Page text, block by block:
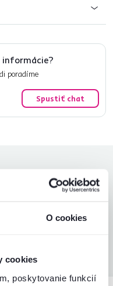
O cookies
cookies
poskytovanie funkcií
informácie?
poradíme
Spustiť chat